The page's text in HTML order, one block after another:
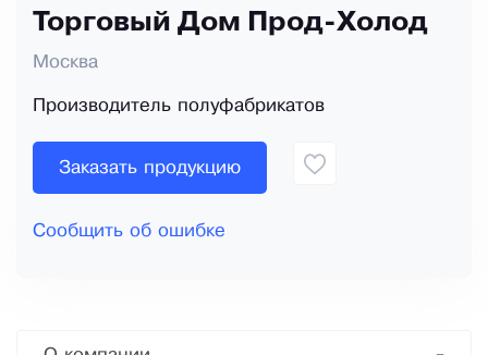
Торговый Дом Прод-Холод
Москва
Производитель полуфабрикатов
Заказать продукцию
Сообщить об ошибке